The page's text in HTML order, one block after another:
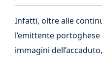
Infatti, oltre alle
l’emittente portoghese
immagini